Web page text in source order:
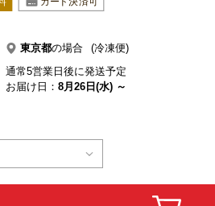
東京都の場合
(冷凍便)
通常5営業日後に発送予定
お届け日： 8月26日(水) ～